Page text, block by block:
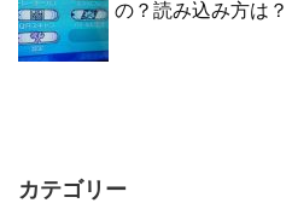
の？読み込み方は？
カテゴリー